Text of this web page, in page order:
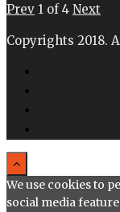
Prev 1 of 4 Next
Copyrights 2018.
We use cookies to
social media